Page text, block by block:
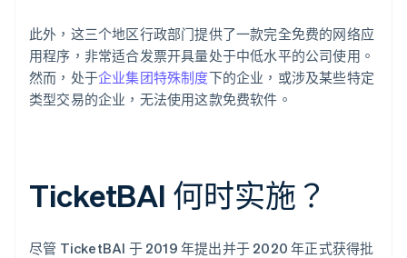
此外，这三个地区行政部门提供了一款完全免费的网络应
用程序，非常适合发票开具量处于中低水平的公司使用。
然而，处于企业集团特殊制度下的企业，或涉及某些特定
类型交易的企业，无法使用这款免费软件。
TicketBAI 何时实施？
尽管 TicketBAI 于 2019 年提出并于 2020 年正式获得批